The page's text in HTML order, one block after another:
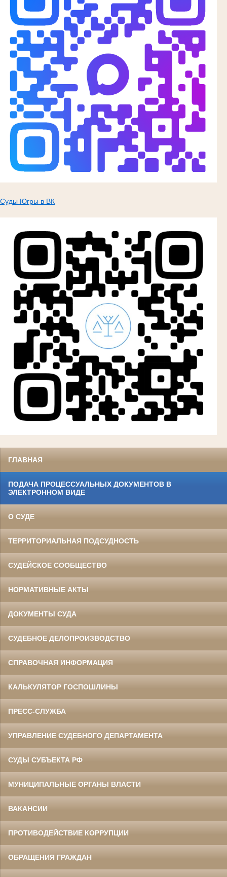
Суды Югры в ВК
ГЛАВНАЯ
ПОДАЧА ПРОЦЕССУАЛЬНЫХ ДОКУМЕНТОВ В
ЭЛЕКТРОННОМ ВИДЕ
О СУДЕ
ТЕРРИТОРИАЛЬНАЯ ПОДСУДНОСТЬ
СУДЕЙСКОЕ СООБЩЕСТВО
НОРМАТИВНЫЕ АКТЫ
ДОКУМЕНТЫ СУДА
СУДЕБНОЕ ДЕЛОПРОИЗВОДСТВО
СПРАВОЧНАЯ ИНФОРМАЦИЯ
КАЛЬКУЛЯТОР ГОСПОШЛИНЫ
ПРЕСС-СЛУЖБА
УПРАВЛЕНИЕ СУДЕБНОГО ДЕПАРТАМЕНТА
СУДЫ СУБЪЕКТА РФ
МУНИЦИПАЛЬНЫЕ ОРГАНЫ ВЛАСТИ
ВАКАНСИИ
ПРОТИВОДЕЙСТВИЕ КОРРУПЦИИ
ОБРАЩЕНИЯ ГРАЖДАН